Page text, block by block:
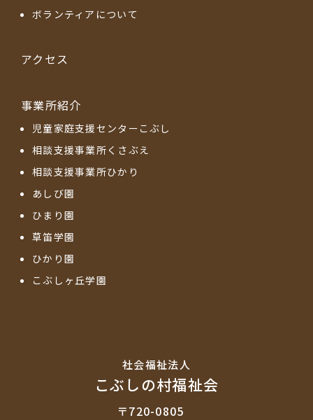
ボランティアについて
アクセス
事業所紹介
児童家庭支援センターこぶし
相談支援事業所くさぶえ
相談支援事業所ひかり
あしび園
ひまり園
草笛学園
ひかり園
こぶしヶ丘学園
社会福祉法⼈
こぶしの村福祉会
〒720-0805